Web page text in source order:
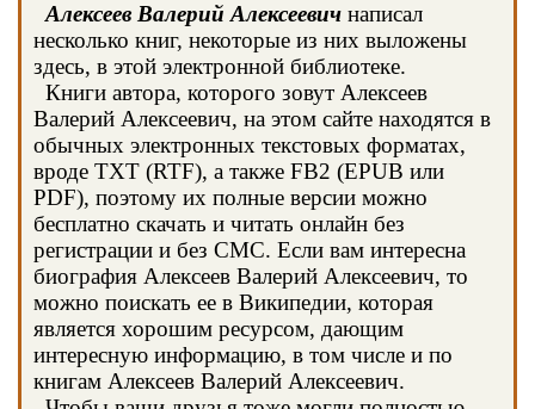
Алексеев Валерий Алексеевич написал
несколько книг, некоторые из них выложены
здесь, в этой электронной библиотеке.
Книги автора, которого зовут Алексеев
Валерий Алексеевич, на этом сайте находятся в
обычных электронных текстовых форматах,
вроде TXT (RTF), а также FB2 (EPUB или
PDF), поэтому их полные версии можно
бесплатно скачать и читать онлайн без
регистрации и без СМС. Если вам интересна
биография Алексеев Валерий Алексеевич, то
можно поискать ее в Википедии, которая
является хорошим ресурсом, дающим
интересную информацию, в том числе и по
книгам Алексеев Валерий Алексеевич.